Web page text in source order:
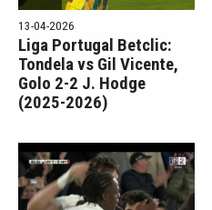
13-04-2026
Liga Portugal Betclic:
Tondela vs Gil Vicente,
Golo 2-2 J. Hodge
(2025-2026)